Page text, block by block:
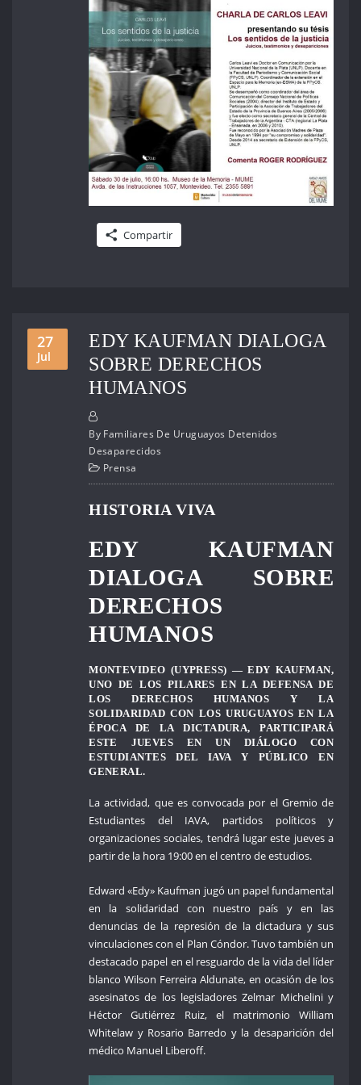
Compartir
27
Jul
EDY KAUFMAN DIALOGA
SOBRE DERECHOS
HUMANOS
By Familiares De Uruguayos Detenidos
Desaparecidos
Prensa
HISTORIA VIVA
EDY KAUFMAN
DIALOGA SOBRE
DERECHOS
HUMANOS
MONTEVIDEO (UYPRESS) — EDY KAUFMAN,
UNO DE LOS PILARES EN LA DEFENSA DE
LOS DERECHOS HUMANOS Y LA
SOLIDARIDAD CON LOS URUGUAYOS EN LA
ÉPOCA DE LA DICTADURA, PARTICIPARÁ
ESTE JUEVES EN UN DIÁLOGO CON
ESTUDIANTES DEL IAVA Y PÚBLICO EN
GENERAL.
La actividad, que es convocada por el Gremio de
Estudiantes del IAVA, partidos políticos y
organizaciones sociales, tendrá lugar este jueves a
partir de la hora 19:00 en el centro de estudios.
Edward «Edy» Kaufman jugó un papel fundamental
en la solidaridad con nuestro país y en las
denuncias de la represión de la dictadura y sus
vinculaciones con el Plan Cóndor. Tuvo también un
destacado papel en el resguardo de la vida del líder
blanco Wilson Ferreira Aldunate, en ocasión de los
asesinatos de los legisladores Zelmar Michelini y
Héctor Gutiérrez Ruiz, el matrimonio William
Whitelaw y Rosario Barredo y la desaparición del
médico Manuel Liberoff.